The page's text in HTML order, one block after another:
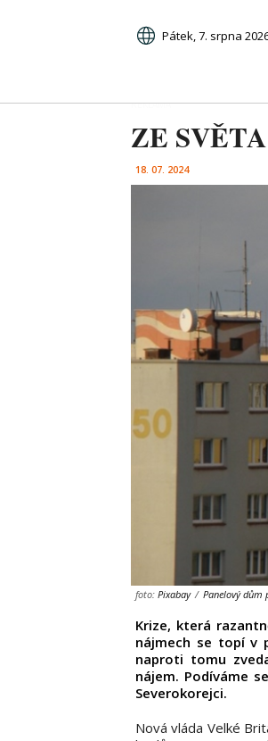
Pátek, 7. srpna
ZE
18. 07. 2024
foto: Pixabay / Panelový dům
Krize, která
nájmech se topí v
naproti tomu
nájem. Podíváme
Severokorejci.
Nová vláda Velké